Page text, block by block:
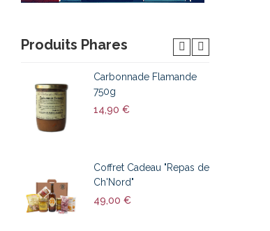
Produits Phares
Carbonnade Flamande
750g
14,90 €
Coffret Cadeau "Repas de
Ch'Nord"
49,00 €